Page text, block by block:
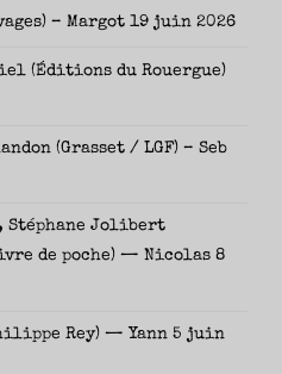
– Margot 19 juin 2026
(Éditions du Rouergue)
(Grasset / LGF) – Seb
Stéphane Jolibert
de poche) — Nicolas 8
Rey) — Yann 5 juin